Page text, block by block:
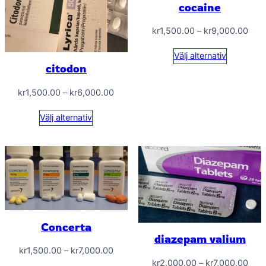
citodon
kr1,500.00 – kr6,000.00Prisintervall:
Välj alternativ
cocaine
kr1,500.00 – kr9,000.00
Välj alternativ
Concerta
kr1,500.00 – kr7,000.00Prisintervall:
diazepam valium
kr2,000.00 – kr7,000.00